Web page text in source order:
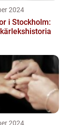
2024
i Stockholm:
2024